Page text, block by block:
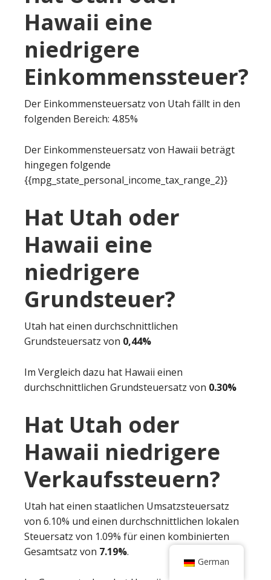
Hawaii eine
niedrigere
Einkommenssteuer?
Der Einkommensteuersatz von Utah fällt in den
folgenden Bereich: 4.85%
Der Einkommensteuersatz von Hawaii beträgt
hingegen folgende
{{mpg_state_personal_income_tax_range_2}}
Hat Utah oder
Hawaii eine
niedrigere
Grundsteuer?
Utah hat einen durchschnittlichen
Grundsteuersatz von 0,44%
Im Vergleich dazu hat Hawaii einen
durchschnittlichen Grundsteuersatz von 0.30%
Hat Utah oder
Hawaii niedrigere
Verkaufssteuern?
Utah hat einen staatlichen Umsatzsteuersatz
von 6.10% und einen durchschnittlichen lokalen
Steuersatz von 1.09% für einen kombinierten
Gesamtsatz von 7.19%.
German